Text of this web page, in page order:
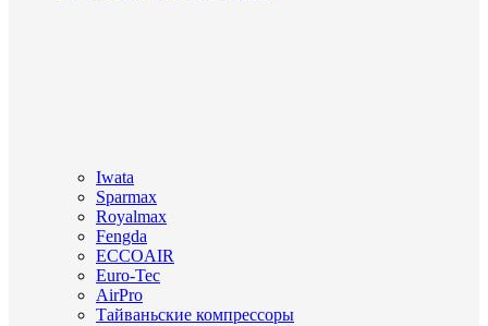
Iwata
Sparmax
Royalmax
Fengda
ECCOAIR
Euro-Tec
AirPro
Тайваньские компрессоры